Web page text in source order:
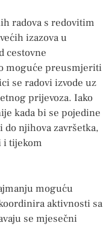
radova s redovitim
izazova u
cestovne
moguće preusmjeriti
se radovi izvode uz
prijevoza. Iako
kada bi se pojedine
njihova završetka,
i tijekom
moguću
aktivnosti sa
se mjesečni